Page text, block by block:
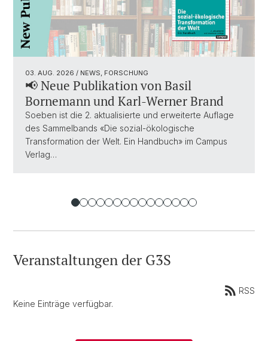
03. AUG. 2026 / NEWS, FORSCHUNG
📢 Neue Publikation von Basil
Bornemann und Karl-Werner Brand
Soeben ist die 2. aktualisierte und erweiterte Auflage
des Sammelbands «Die sozial-ökologische
Transformation der Welt. Ein Handbuch» im Campus
Verlag…
Veranstaltungen der G3S
RSS
Keine Einträge verfügbar.